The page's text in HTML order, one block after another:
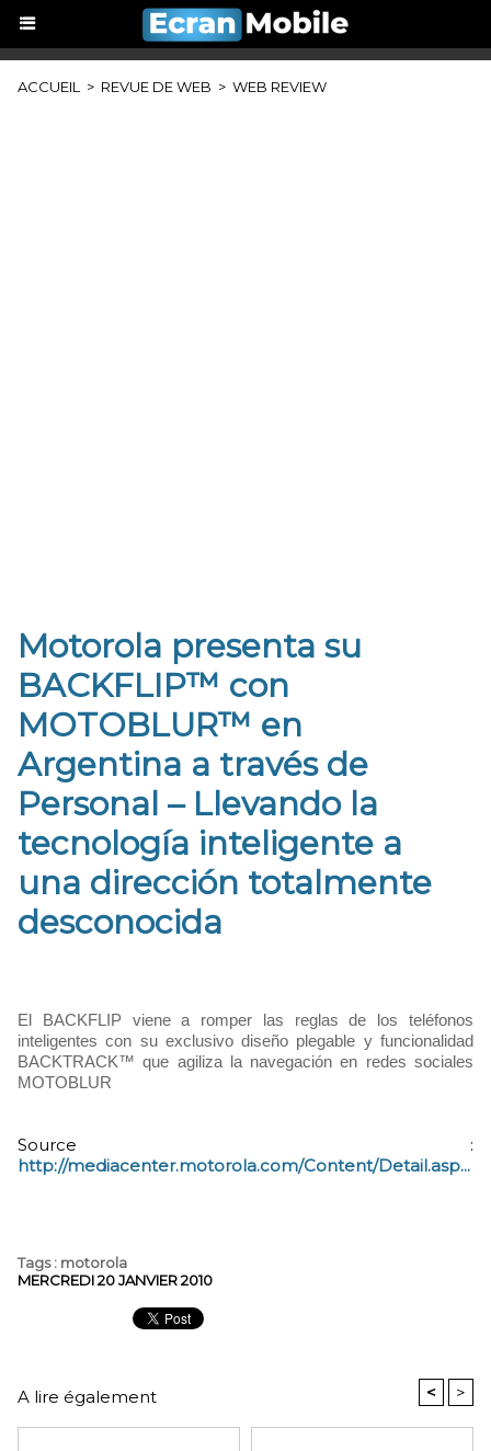
ACCUEIL > REVUE DE WEB > WEB REVIEW
Motorola presenta su
BACKFLIP™ con
MOTOBLUR™ en
Argentina a través de
Personal – Llevando la
tecnología inteligente a
una dirección totalmente
desconocida
El BACKFLIP viene a romper las reglas de los teléfonos
inteligentes con su exclusivo diseño plegable y funcionalidad
BACKTRACK™ que agiliza la navegación en redes sociales
MOTOBLUR
Source :
http://mediacenter.motorola.com/Content/Detail.asp...
Tags: motorola
MERCREDI 20 JANVIER 2010
A lire également < >